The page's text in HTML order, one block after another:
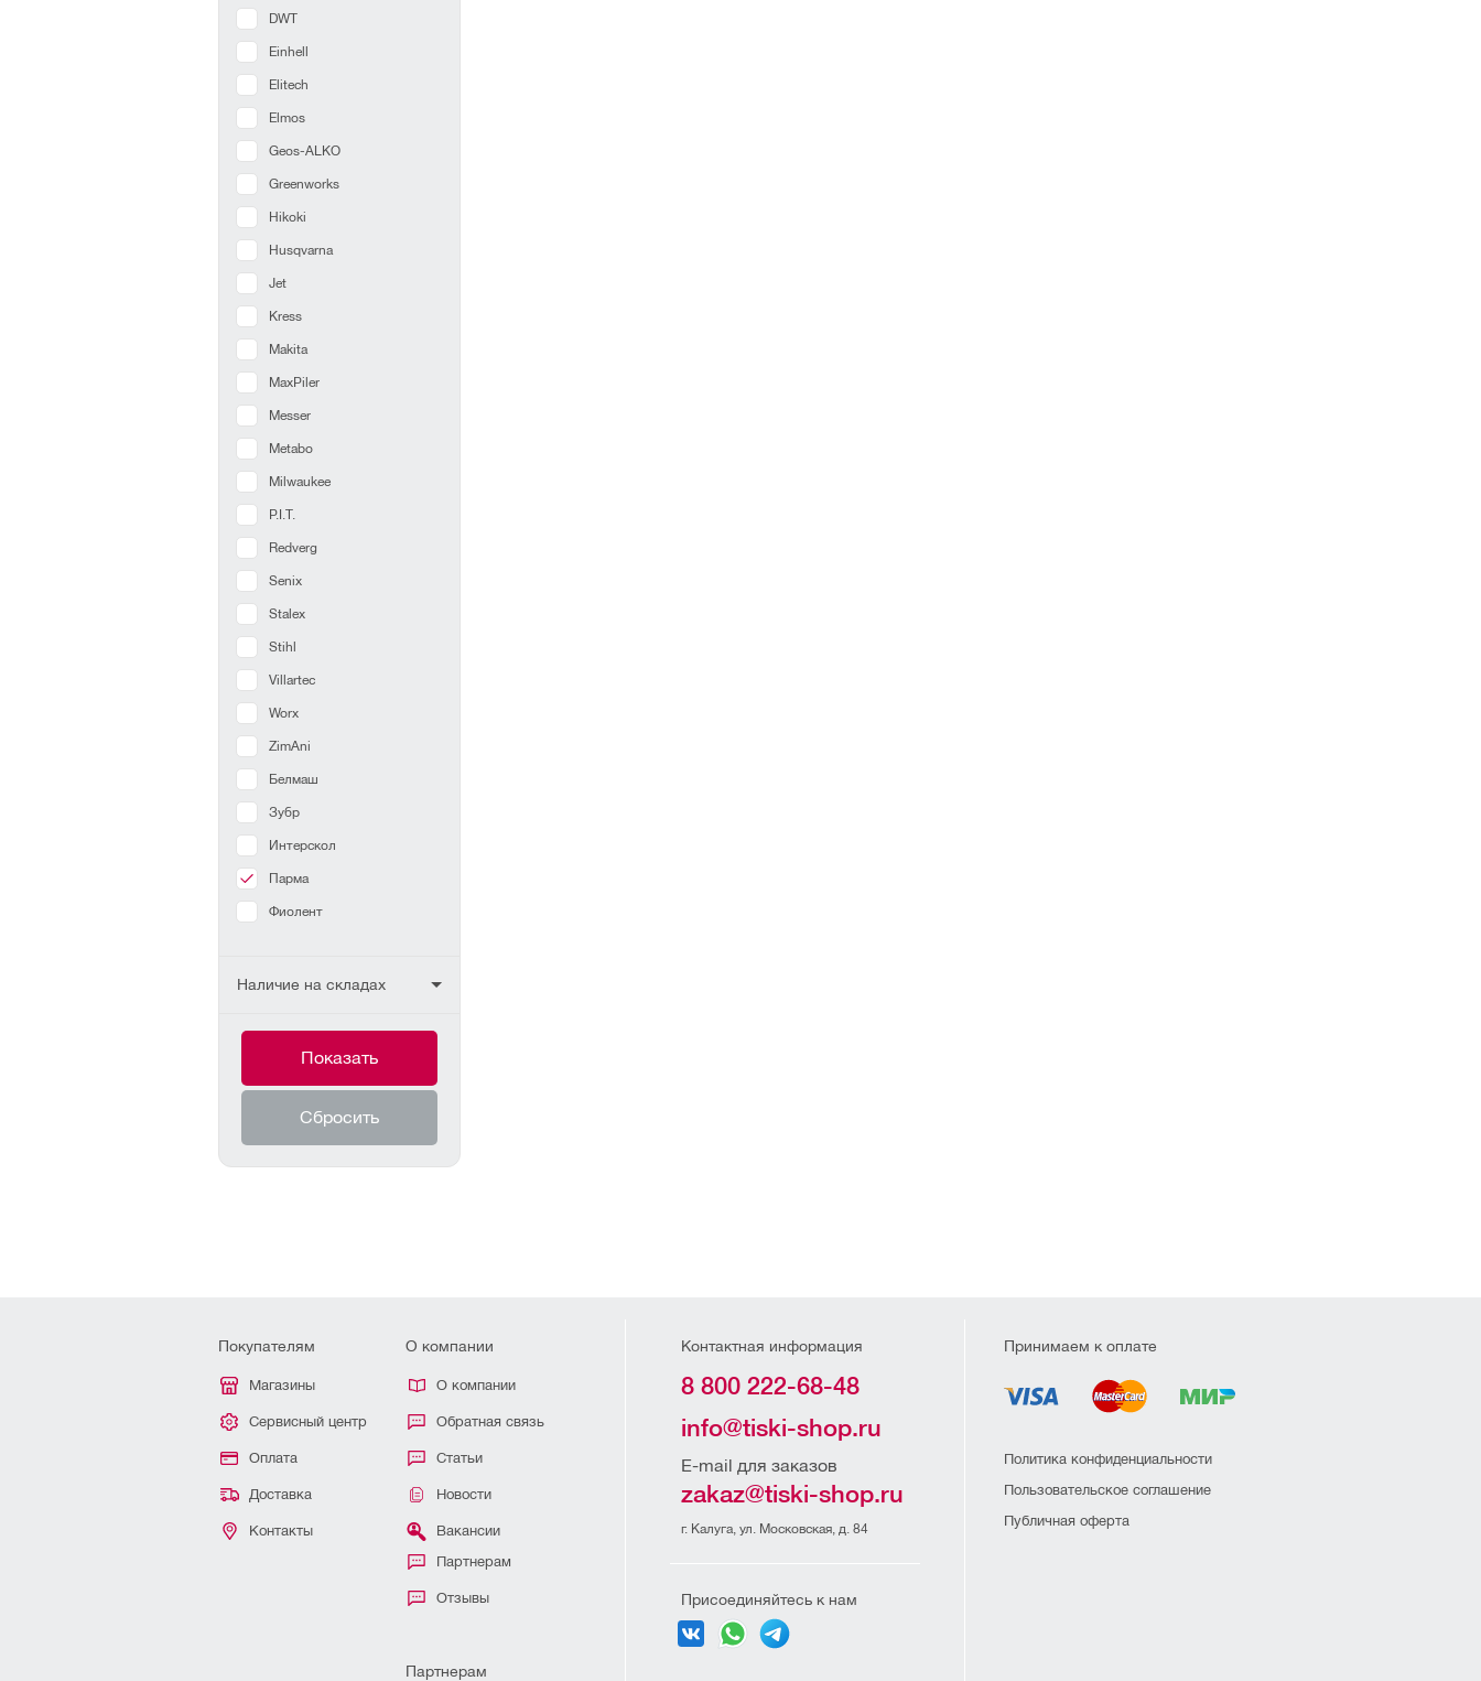
DWT
Einhell
Elitech
Elmos
Geos-ALKO
Greenworks
Hikoki
Husqvarna
Jet
Kress
Makita
MaxPiler
Messer
Metabo
Milwaukee
P.I.T.
Redverg
Senix
Stalex
Stihl
Villartec
Worx
ZimAni
Белмаш
Зубр
Интерскол
Парма
Фиолент
Наличие на складах
Покупателям
Магазины
Сервисный центр
Оплата
Доставка
Контакты
О компании
О компании
Обратная связь
Статьи
Новости
Вакансии
Партнерам
Отзывы
Партнерам
Контактная информация
8 800 222-68-48
info@tiski-shop.ru
E-mail для заказов
zakaz@tiski-shop.ru
г. Калуга, ул. Московская, д. 84
Присоединяйтесь к нам
Принимаем к оплате
Политика конфиденциальности
Пользовательское соглашение
Публичная оферта